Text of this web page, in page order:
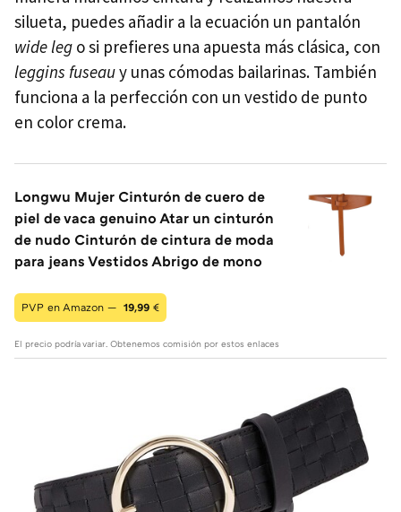
silueta, puedes añadir a la ecuación un pantalón
wide leg o si prefieres una apuesta más clásica, con
leggins fuseauy unas cómodas bailarinas. También
funciona a la perfección con un vestido de punto
en color crema.
Longwu Mujer Cinturón de cuero de
piel de vaca genuino Atar un cinturón
de nudo Cinturón de cintura de moda
para jeans Vestidos Abrigo de mono
PVP en Amazon — 19,99 €
El precio podría variar. Obtenemos comisión por estos enlaces